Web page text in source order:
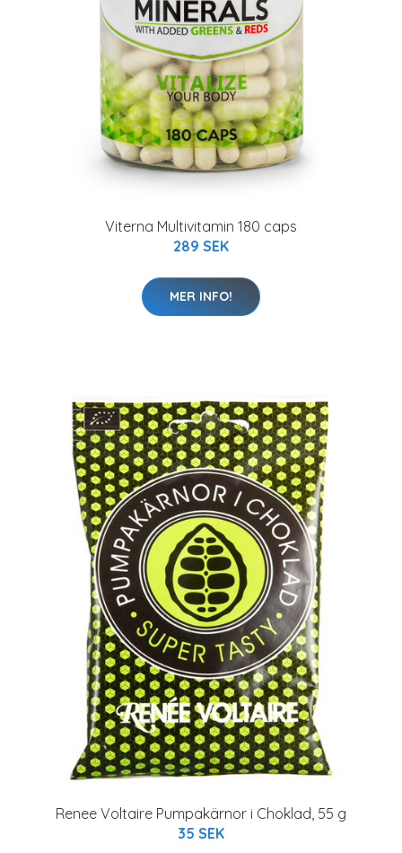
Viterna Multivitamin 180 caps
289 SEK
MER INFO!
Renee Voltaire Pumpakärnor i Choklad, 55 g
35 SEK